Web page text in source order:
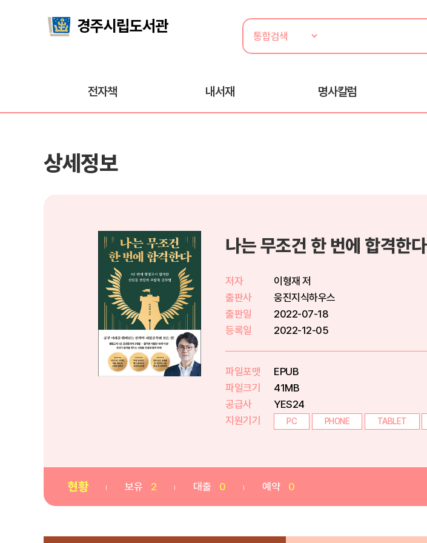
전자책 내서재 명사칼럼
상세정보
나는 무조건 한 번에 합격한다
저자
이형재 저
출판사
웅진지식하우스
출판일
2022-07-18
등록일
2022-12-05
파일포맷
EPUB
파일크기
41MB
공급사
YES24
지원기기
PC PHONE TABLET
현황 보유 2 대출 0 예약 0